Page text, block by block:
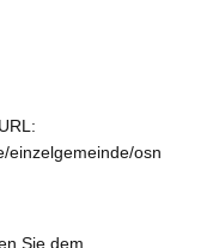
einzelgemeinde/osn
Sie dem